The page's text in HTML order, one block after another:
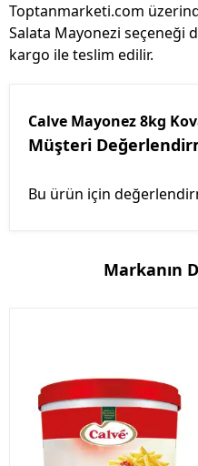
Toptanmarketi.com
Salata Mayonezi seçeneği
kargo ile teslim edilir.
Calve Mayonez 8kg
Müşteri
Bu ürün için
Markanın